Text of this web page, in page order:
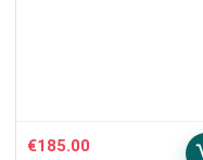
€185.00